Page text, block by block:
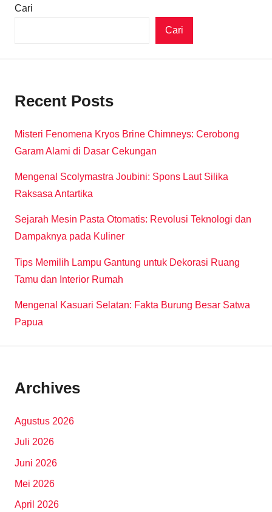
Cari
Cari
Recent Posts
Misteri Fenomena Kryos Brine Chimneys: Cerobong
Garam Alami di Dasar Cekungan
Mengenal Scolymastra Joubini: Spons Laut Silika
Raksasa Antartika
Sejarah Mesin Pasta Otomatis: Revolusi Teknologi dan
Dampaknya pada Kuliner
Tips Memilih Lampu Gantung untuk Dekorasi Ruang
Tamu dan Interior Rumah
Mengenal Kasuari Selatan: Fakta Burung Besar Satwa
Papua
Archives
Agustus 2026
Juli 2026
Juni 2026
Mei 2026
April 2026